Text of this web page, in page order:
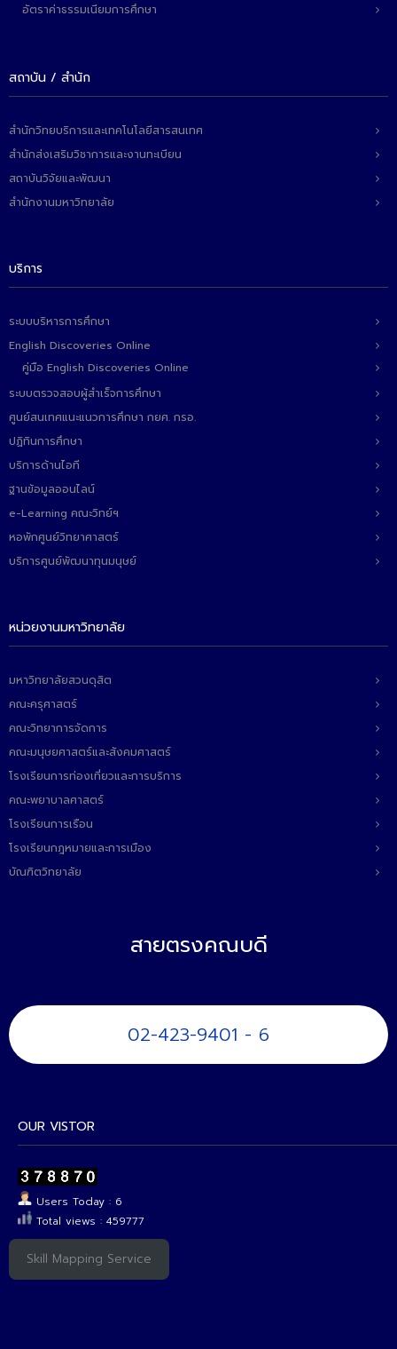
- SDU Zero Waste
- งานวิจัย/นวัตกรรม
อัตราค่าธรรมเนียมการศึกษา
สถาบัน / สำนัก
สำนักวิทยบริการและเทคโนโลยีสารสนเทศ
สำนักส่งเสริมวิชาการและงานทะเบียน
สถาบันวิจัยและพัฒนา
สำนักงานมหาวิทยาลัย
บริการ
ระบบบริหารการศึกษา
English Discoveries Online
คู่มือ English Discoveries Online
ระบบตรวจสอบผู้สำเร็จการศึกษา
ศูนย์สนเทศแนะแนวการศึกษา กยศ. กรอ.
ปฏิทินการศึกษา
บริการด้านไอที
ฐานข้อมูลออนไลน์
e-Learning คณะวิทย์ฯ
หอพักศูนย์วิทยาศาสตร์
บริการศูนย์พัฒนาทุนมนุษย์
หน่วยงานมหาวิทยาลัย
มหาวิทยาลัยสวนดุสิต
คณะครุศาสตร์
คณะวิทยาการจัดการ
คณะมนุษยศาสตร์และสังคมศาสตร์
โรงเรียนการท่องเที่ยวและการบริการ
คณะพยาบาลศาสตร์
โรงเรียนการเรือน
โรงเรียนกฎหมายและการเมือง
บัณฑิตวิทยาลัย
สายตรงคณบดี
02-423-9401 - 6
OUR VISTOR
Users Today : 6
Total views : 459777
Skill Mapping Service